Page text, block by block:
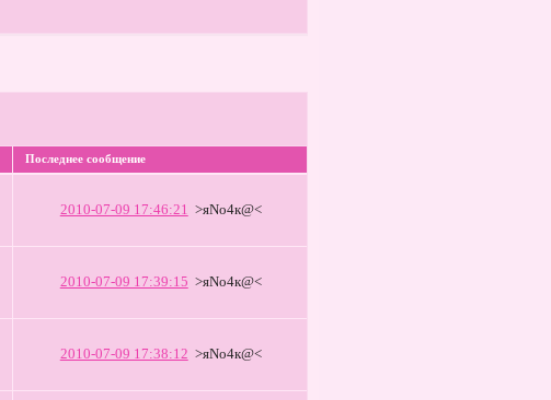
Последнее сообщение
2010-07-09 17:46:21 >яNо4к@<
2010-07-09 17:39:15 >яNо4к@<
2010-07-09 17:38:12 >яNо4к@<